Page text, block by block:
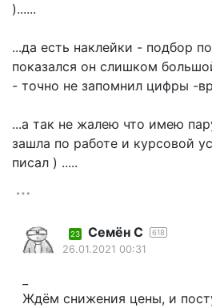
)......
...да есть наклейки - подбор
показался он слишком
- точно не запомнил цифры -
...а так не жалею что имею
зашла по работе и курсовой
писал ) .....
23 Семён С 618
26.01.2021 00:31
Ждём снижения цены, и